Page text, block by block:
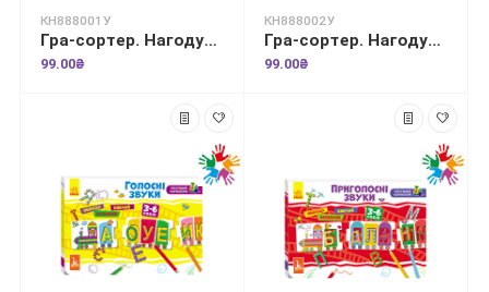
КН888001У
Гра-сортер. Нагодуй тваринку. Домашні улюбленці
99.00₴
КН888002У
Гра-сортер. Нагодуй тваринку. Лісові звірятка
99.00₴